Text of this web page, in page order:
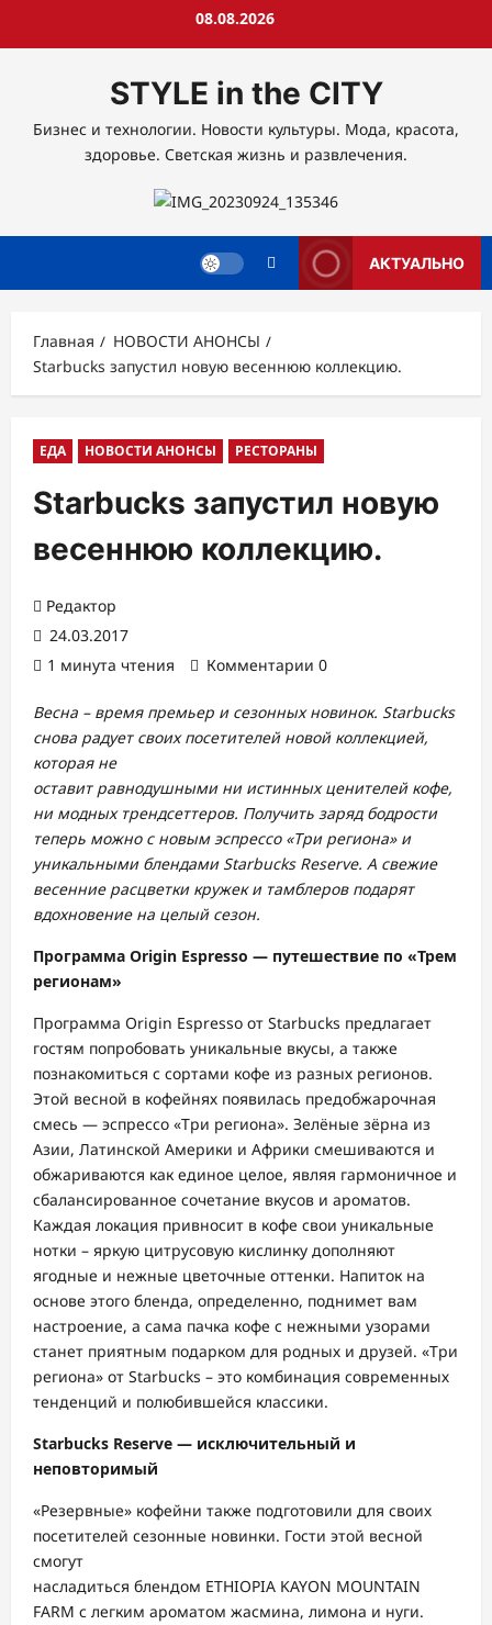
08.08.2026
STYLE in the CITY
Бизнес и технологии. Новости культуры. Мода, красота,
здоровье. Светская жизнь и развлечения.
АКТУАЛЬНО
Главная
НОВОСТИ АНОНСЫ
Starbucks запустил новую весеннюю коллекцию.
ЕДА НОВОСТИ АНОНСЫ РЕСТОРАНЫ
Starbucks запустил новую
весеннюю коллекцию.
Редактор
24.03.2017
1 минута чтения
Комментарии 0
Весна – время премьер и сезонных новинок. Starbucks
снова радует своих посетителей новой коллекцией,
которая не
оставит равнодушными ни истинных ценителей кофе,
ни модных трендсеттеров. Получить заряд бодрости
теперь можно с новым эспрессо «Три региона» и
уникальными блендами Starbucks Reserve. А свежие
весенние расцветки кружек и тамблеров подарят
вдохновение на целый сезон.
Программа Origin Espresso — путешествие по «Трем
регионам»
Программа Origin Espresso от Starbucks предлагает
гостям попробовать уникальные вкусы, а также
познакомиться с сортами кофе из разных регионов.
Этой весной в кофейнях появилась предобжарочная
смесь — эспрессо «Три региона». Зелёные зёрна из
Азии, Латинской Америки и Африки смешиваются и
обжариваются как единое целое, являя гармоничное и
сбалансированное сочетание вкусов и ароматов.
Каждая локация привносит в кофе свои уникальные
нотки – яркую цитрусовую кислинку дополняют
ягодные и нежные цветочные оттенки. Напиток на
основе этого бленда, определенно, поднимет вам
настроение, а сама пачка кофе с нежными узорами
станет приятным подарком для родных и друзей. «Три
региона» от Starbucks – это комбинация современных
тенденций и полюбившейся классики.
Starbucks Reserve — исключительный и
неповторимый
«Резервные» кофейни также подготовили для своих
посетителей сезонные новинки. Гости этой весной
смогут
насладиться блендом ETHIOPIA KAYON MOUNTAIN
FARM с легким ароматом жасмина, лимона и нуги.